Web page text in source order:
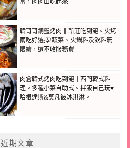
富，肉肉山吃起來
韓哥哥銅盤烤肉┃新莊吃到飽。火烤
兩吃好選擇!蔬菜、火鍋料及飲料無
限續，還不收服務費
肉倉韓式烤肉吃到飽┃西門韓式料
理。多種小菜自助式。拌飯自己玩♥
哈根達斯&莫凡彼冰淇淋。
近期文章